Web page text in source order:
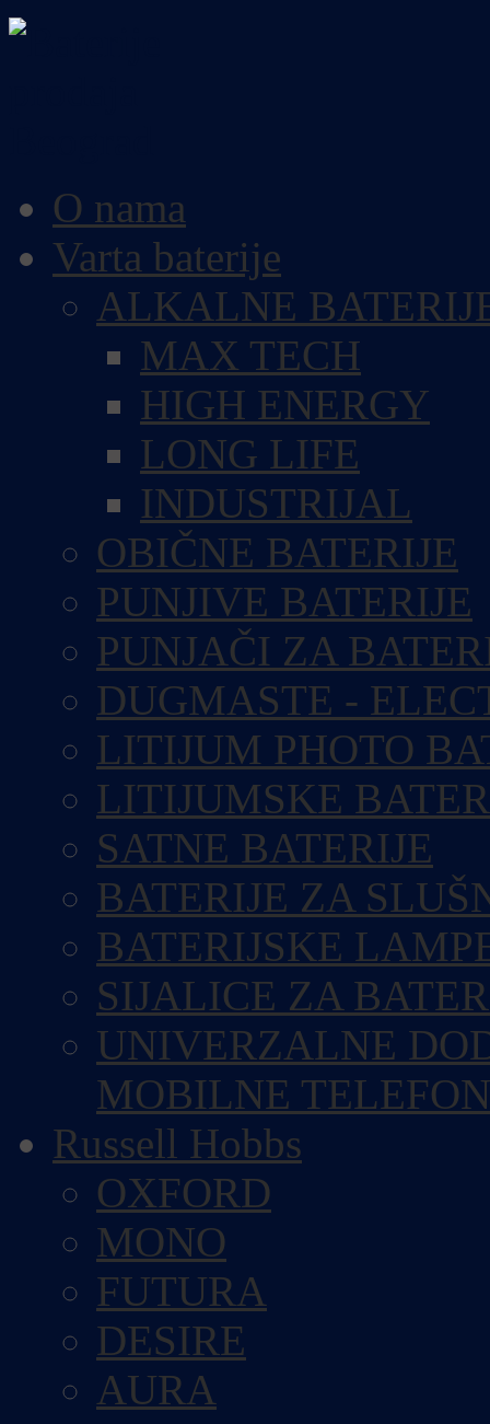
O nama
Varta baterije
ALKALNE
MAX TECH
HIGH ENERGY
LONG LIFE
INDUSTRIJAL
OBIČNE BATERIJE
PUNJIVE BATERIJE
PUNJAČI ZA
DUGMASTE -
LITIJUM PHOTO
LITIJUMSKE
SATNE BATERIJE
BATERIJE ZA
BATERIJSKE
SIJALICE ZA
UNIVERZALNE
MOBILNE
Russell Hobbs
OXFORD
MONO
FUTURA
DESIRE
AURA